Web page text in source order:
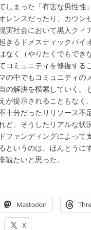
しまった「有害な男性性
レンスだったり、カウン
実社会において黒人クィ
きるドメスティックバイ
なく（やりたくでもでき
コミュニティを修復する
の中でもコミュニティの
の解決を模索していく。
が提示されることもなく
十分だったりリソース不
ど、そうしたリアルな状
ファンディングによって
というのは、ほんとうに
観たいと思った。
Mastodon
X